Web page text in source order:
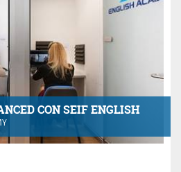
CON SEIF ENGLISH